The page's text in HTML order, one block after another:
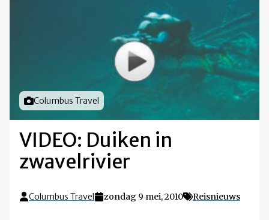
Foto door
Columbus Travel
VIDEO: Duiken in
zwavelrivier
Columbus Travel zondag 9 mei, 2010 Reisnieuws